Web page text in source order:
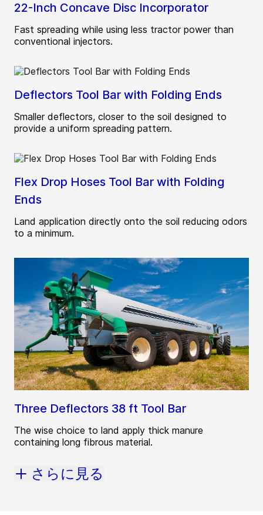
22-Inch Concave Disc Incorporator
Fast spreading while using less tractor power than
conventional injectors.
Deflectors Tool Bar with Folding Ends
Smaller deflectors, closer to the soil designed to
provide a uniform spreading pattern.
Flex Drop Hoses Tool Bar with Folding
Ends
Land application directly onto the soil reducing odors
to a minimum.
Three Deflectors 38 ft Tool Bar
The wise choice to land apply thick manure
containing long fibrous material.
さらに見る